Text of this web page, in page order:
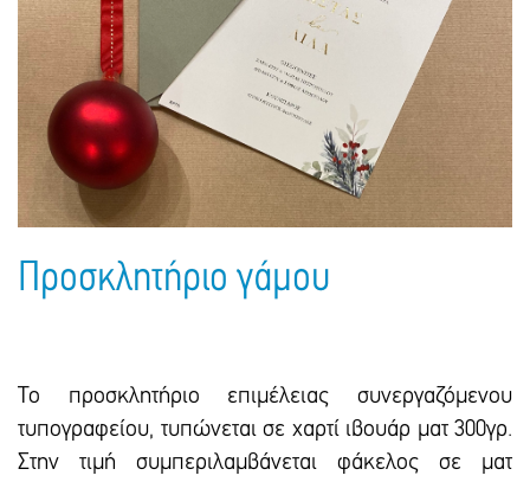
Πακέτα Δώρων
Σακούλες
Τσάντες - Ποδιές - Ομπρέλες
Βιβλία
Παιδικό Πάρτι
Παιδικά Είδη
Ημερολόγια - Ατζέντες
Γραφική Ύλη
Είδη Γραφείου
Τετράδια - Φάκελοι
Μπλοκ Ζωγραφικής
Προσκλητήριο γάμου
Το προσκλητήριο επιμέλειας συνεργαζόμενου
τυπογραφείου, τυπώνεται σε χαρτί ιβουάρ ματ 300γρ.
Στην τιμή συμπεριλαμβάνεται φάκελος σε ματ